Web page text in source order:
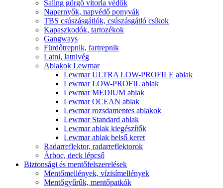
Saling görgő vitorla védők
Napernyők, napvédő ponyvák
TBS csúszásgátlók, csúszásgátló csíkok
Kapaszkodók, tartozékok
Gangways
Fürdőtrepnik, fartrepnik
Latni, latnivég
Ablakok Lewmar
Lewmar ULTRA LOW-PROFILE ablak
Lewmar LOW-PROFIL ablak
Lewmar MEDIUM ablak
Lewmar OCEAN ablak
Lewmar rozsdamentes ablakok
Lewmar Standard ablak
Lewmar ablak kiegészítők
Lewmar ablak belső keret
Radarreflektor, radarreflektorok
Árboc, deck lépcső
Biztonsági és mentőfelszerelések
Mentőmellények, vízisímellények
Mentőgyűrűk, mentőpatkók